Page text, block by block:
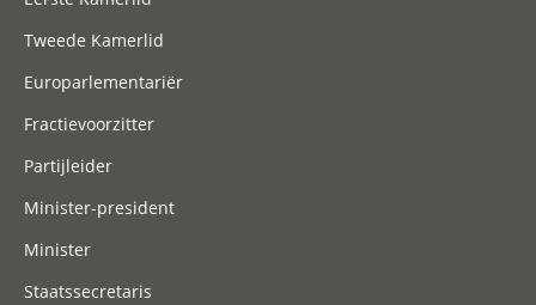
Tweede Kamerlid
Europarlementariër
Fractievoorzitter
Partijleider
Minister-president
Minister
Staatssecretaris